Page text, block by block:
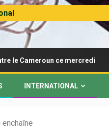
ce mercredi
INTERNATIONAL